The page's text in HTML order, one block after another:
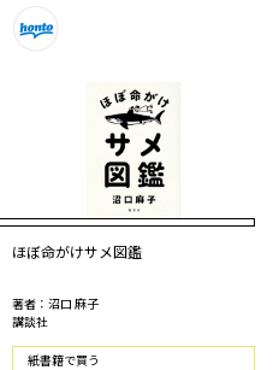
ほぼ命がけサメ図鑑
著者：沼口 麻子
講談社
紙書籍で買う